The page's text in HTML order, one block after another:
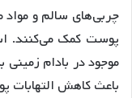
چربی‌های سالم و مواد
پوست کمک می‌کنند.
موجود در بادام
باعث کاهش التهابات